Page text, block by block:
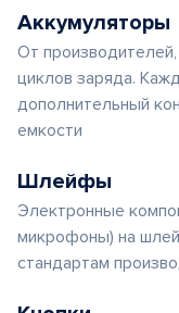
Аккумуляторы
От
циклов заряда.
дополнительный
емкости
Шлейфы
Электронные
микрофоны) на
стандартам